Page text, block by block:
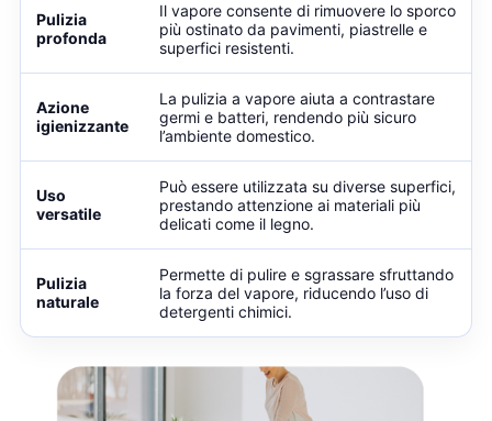
Pulizia
profonda
Il vapore consente di rimuovere lo sporco
più ostinato da pavimenti, piastrelle e
superfici resistenti.
Azione
igienizzante
La pulizia a vapore aiuta a contrastare
germi e batteri, rendendo più sicuro
l’ambiente domestico.
Uso
versatile
Può essere utilizzata su diverse superfici,
prestando attenzione ai materiali più
delicati come il legno.
Pulizia
naturale
Permette di pulire e sgrassare sfruttando
la forza del vapore, riducendo l’uso di
detergenti chimici.